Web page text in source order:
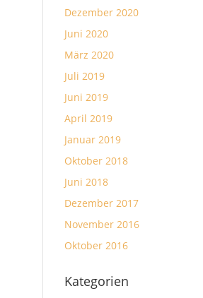
Dezember 2020
Juni 2020
März 2020
Juli 2019
Juni 2019
April 2019
Januar 2019
Oktober 2018
Juni 2018
Dezember 2017
November 2016
Oktober 2016
Kategorien